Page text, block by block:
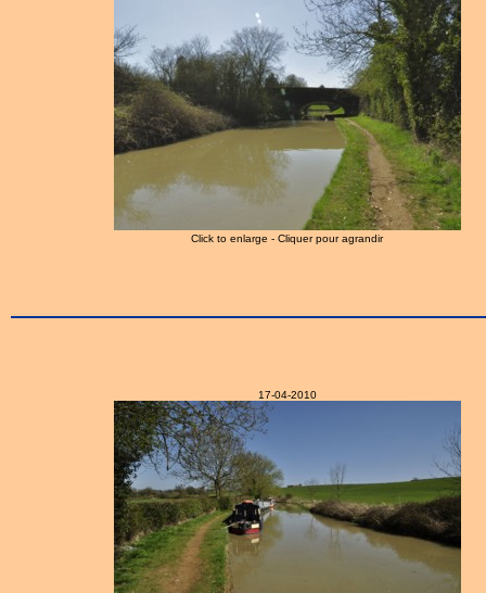
Click to enlarge - Cliquer pour agrandir
17-04-2010